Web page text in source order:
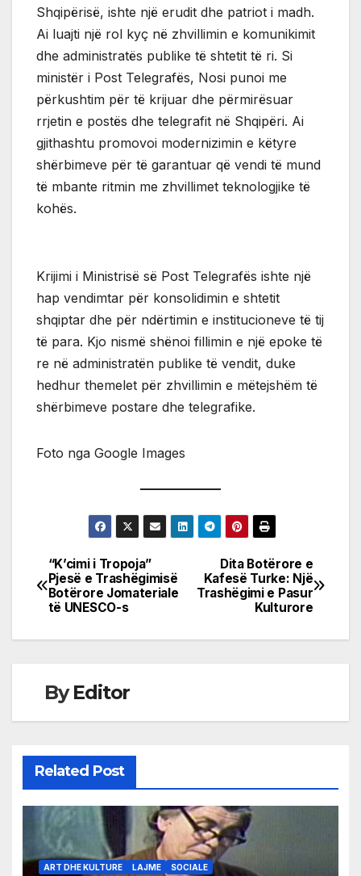
Shqipërisë, ishte një erudit dhe patriot i madh.
Ai luajti një rol kyç në zhvillimin e komunikimit
dhe administratës publike të shtetit të ri. Si
ministër i Post Telegrafës, Nosi punoi me
përkushtim për të krijuar dhe përmirësuar
rrjetin e postës dhe telegrafit në Shqipëri. Ai
gjithashtu promovoi modernizimin e këtyre
shërbimeve për të garantuar që vendi të mund
të mbante ritmin me zhvillimet teknologjike të
kohës.
Krijimi i Ministrisë së Post Telegrafës ishte një
hap vendimtar për konsolidimin e shtetit
shqiptar dhe për ndërtimin e institucioneve të tij
të para. Kjo nismë shënoi fillimin e një epoke të
re në administratën publike të vendit, duke
hedhur themelet për zhvillimin e mëtejshëm të
shërbimeve postare dhe telegrafike.
Foto nga Google Images
Post
navigation
Dita Botërore e
Kafesë Turke: Një
Trashëgimi e Pasur
Kulturore
“K’cimi i Tropoja”
Pjesë e Trashëgimisë
Botërore Jomateriale
të UNESCO-s
ByEditor
Related Post
ART DHE KULTURE LAJME SOCIALE